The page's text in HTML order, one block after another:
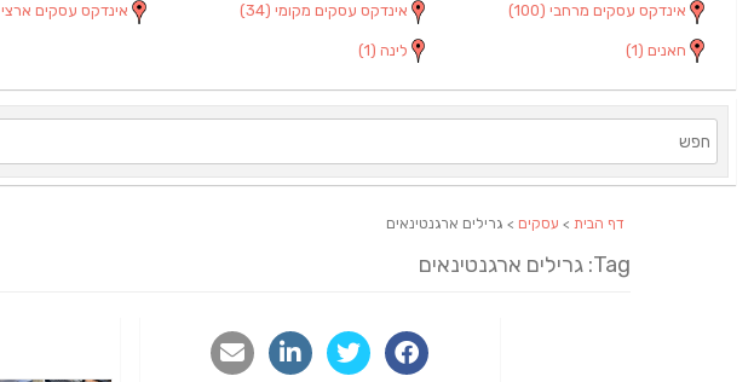
אינדקס עסקים מרחבי (100) אינדקס עסקים מקומי (34) אינדקס עסקים ארצי
חאנים (1) לינה (1)
דף הבית > עסקים > גרילים ארגנטינאים
Tag: גרילים ארגנטינאים